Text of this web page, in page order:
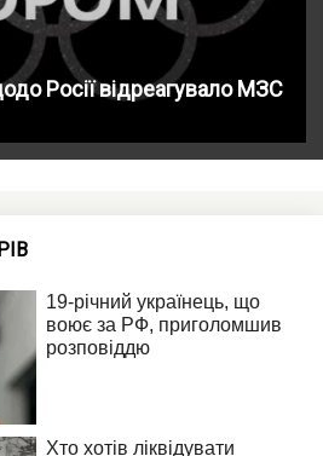
Росії відреагувало МЗС